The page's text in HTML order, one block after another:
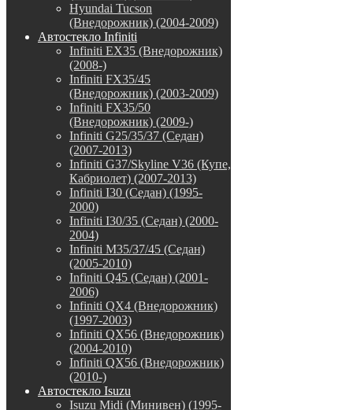
Hyundai Tucson
(Внедорожник) (2004-2009)
Автостекло Infiniti
Infiniti EX35 (Внедорожник)
(2008-)
Infiniti FX35/45
(Внедорожник) (2003-2009)
Infiniti FX35/50
(Внедорожник) (2009-)
Infiniti G25/35/37 (Седан)
(2007-2013)
Infiniti G37/Skyline V36 (Купе,
Кабриолет) (2007-2013)
Infiniti I30 (Седан) (1995-
2000)
Infiniti I30/35 (Седан) (2000-
2004)
Infiniti M35/37/45 (Седан)
(2005-2010)
Infiniti Q45 (Седан) (2001-
2006)
Infiniti QX4 (Внедорожник)
(1997-2003)
Infiniti QX56 (Внедорожник)
(2004-2010)
Infiniti QX56 (Внедорожник)
(2010-)
Автостекло Isuzu
Isuzu Midi (Минивен) (1995-